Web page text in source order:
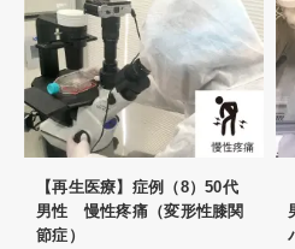
【再生医療】症例（8）50代
男性 慢性疼痛（変形性膝関
節症）